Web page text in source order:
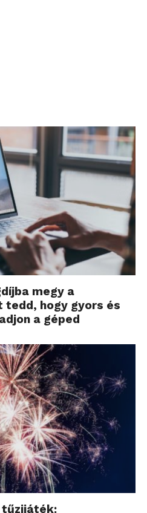
megy a
tedd, hogy gyors és
a géped
tűzijáték: